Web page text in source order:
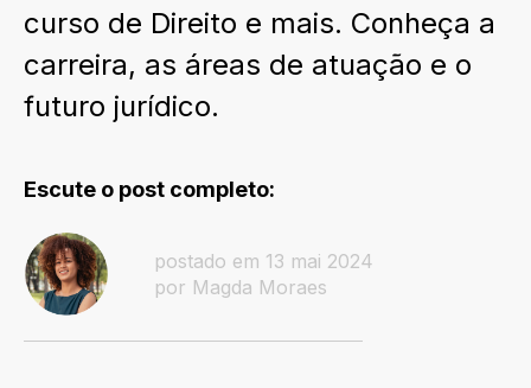
curso de Direito e mais. Conheça a
carreira, as áreas de atuação e o
futuro jurídico.
Escute o post completo:
postado em 13 mai 2024
por Magda Moraes